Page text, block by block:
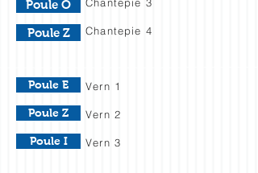
Poule O
Poule Z Chantepie 4
Poule E Vern 1
Poule Z Vern 2
Poule I Vern 3